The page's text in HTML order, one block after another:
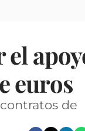
el
euros
de